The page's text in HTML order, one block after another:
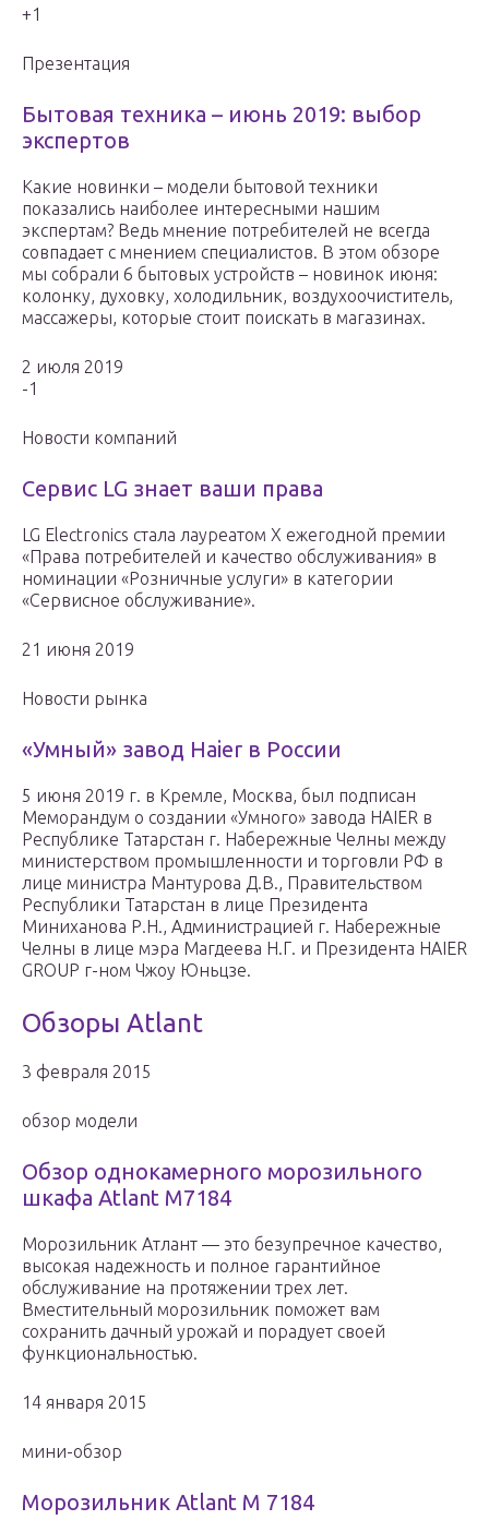
+1
Презентация
Бытовая техника – июнь 2019: выбор
экспертов
Какие новинки – модели бытовой техники
показались наиболее интересными нашим
экспертам? Ведь мнение потребителей не всегда
совпадает с мнением специалистов. В этом обзоре
мы собрали 6 бытовых устройств – новинок июня:
колонку, духовку, холодильник, воздухоочиститель,
массажеры, которые стоит поискать в магазинах.
2 июля 2019
-1
Новости компаний
Сервис LG знает ваши права
LG Electronics стала лауреатом Х ежегодной премии
«Права потребителей и качество обслуживания» в
номинации «Розничные услуги» в категории
«Сервисное обслуживание».
21 июня 2019
Новости рынка
«Умный» завод Haier в России
5 июня 2019 г. в Кремле, Москва, был подписан
Меморандум о создании «Умного» завода HAIER в
Республике Татарстан г. Набережные Челны между
министерством промышленности и торговли РФ в
лице министра Мантурова Д.В., Правительством
Республики Татарстан в лице Президента
Миниханова Р.Н., Администрацией г. Набережные
Челны в лице мэра Магдеева Н.Г. и Президента HAIER
GROUP г-ном Чжоу Юньцзе.
Обзоры Atlant
3 февраля 2015
обзор модели
Обзор однокамерного морозильного
шкафа Atlant M7184
Морозильник Атлант — это безупречное качество,
высокая надежность и полное гарантийное
обслуживание на протяжении трех лет.
Вместительный морозильник поможет вам
сохранить дачный урожай и порадует своей
функциональностью.
14 января 2015
мини-обзор
Морозильник Atlant M 7184